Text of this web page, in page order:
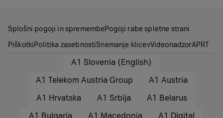
Meni v slovenskem
da
SAR vrednost
Splošni pogoji in spremembePogoji rabe spletne strani
PiškotkiPolitika zasebnostiSnemanje klicevVideonadzorAPRT
A1 Slovenia (English)
A1 Telekom Austria Group
A1 Austria
A1 Hrvatska
A1 Srbija
A1 Belarus
A1 Bulgaria
A1 Macedonia A1 Digital